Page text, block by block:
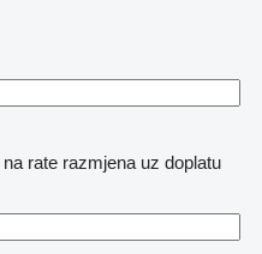
na rate razmjena uz doplatu